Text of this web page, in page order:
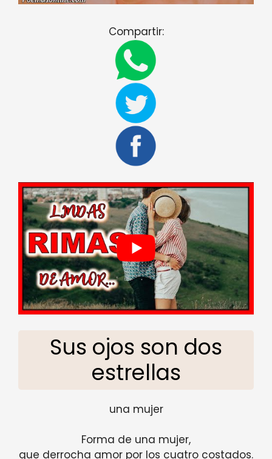
Compartir:
Sus ojos son dos
estrellas
una mujer
Forma de una mujer,
que derrocha amor por los cuatro costados.